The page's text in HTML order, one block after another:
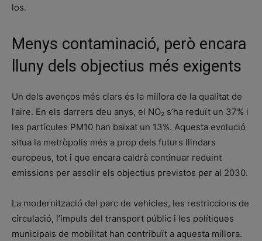
los.
Menys contaminació, però encara
lluny dels objectius més exigents
Un dels avenços més clars és la millora de la qualitat de
l’aire. En els darrers deu anys, el NO₂ s’ha reduït un 37% i
les partícules PM10 han baixat un 13%. Aquesta evolució
situa la metròpolis més a prop dels futurs llindars
europeus, tot i que encara caldrà continuar reduint
emissions per assolir els objectius previstos per al 2030.
La modernització del parc de vehicles, les restriccions de
circulació, l’impuls del transport públic i les polítiques
municipals de mobilitat han contribuït a aquesta millora.